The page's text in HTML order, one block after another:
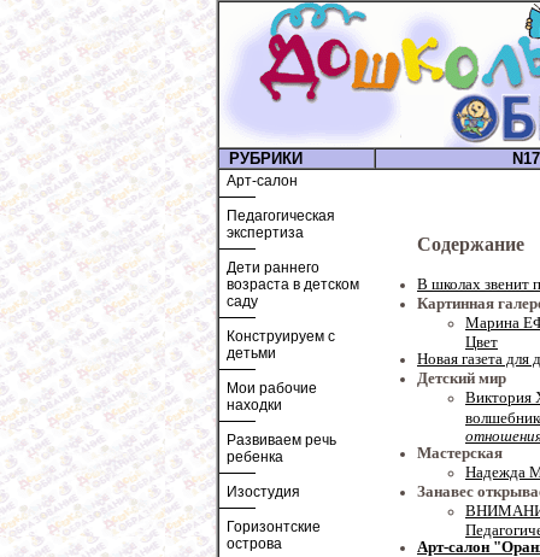
РУБРИКИ
Арт-салон
Педагогическая
экспертиза
Дети раннего
возраста в детском
саду
Конструируем с
детьми
Мои рабочие
находки
Развиваем речь
ребенка
Изостудия
Горизонтские
острова
Содержание
В школах звенит
Картинная
Марина
Цвет
Новая газета для
Детский мир
Мастерская
Надежда
Занавес
Арт-салон